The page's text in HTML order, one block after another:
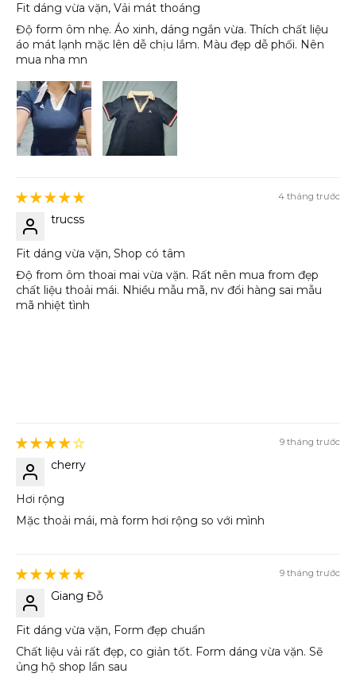
Fit dáng vừa vặn, Vải mát thoáng
Độ form ôm nhẹ. Áo xinh, dáng ngắn vừa. Thích chất liệu
áo mát lạnh mặc lên dễ chịu lắm. Màu đẹp dễ phối. Nên
mua nha mn
4 tháng trước
trucss
Fit dáng vừa vặn, Shop có tâm
Độ from ôm thoai mai vừa vặn. Rất nên mua from đẹp
chất liệu thoải mái. Nhiều mẫu mã, nv đổi hàng sai mẫu
mã nhiệt tình
9 tháng trước
cherry
Hơi rộng
Mặc thoải mái, mà form hơi rộng so với mình
9 tháng trước
Giang Đỗ
Fit dáng vừa vặn, Form đẹp chuẩn
Chất liệu vải rất đẹp, co giản tốt. Form dáng vừa vặn. Sẽ
ủng hộ shop lần sau